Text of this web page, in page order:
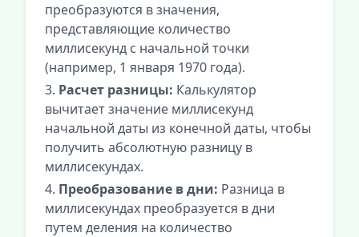
преобразуются в значения,
представляющие количество
миллисекунд с начальной точки
(например, 1 января 1970 года).
Расчет разницы: Калькулятор
вычитает значение миллисекунд
начальной даты из конечной даты, чтобы
получить абсолютную разницу в
миллисекундах.
Преобразование в дни: Разница в
миллисекундах преобразуется в дни
путем деления на количество